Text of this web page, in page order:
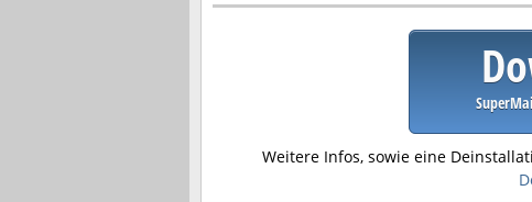
Weitere Infos, sowie eine